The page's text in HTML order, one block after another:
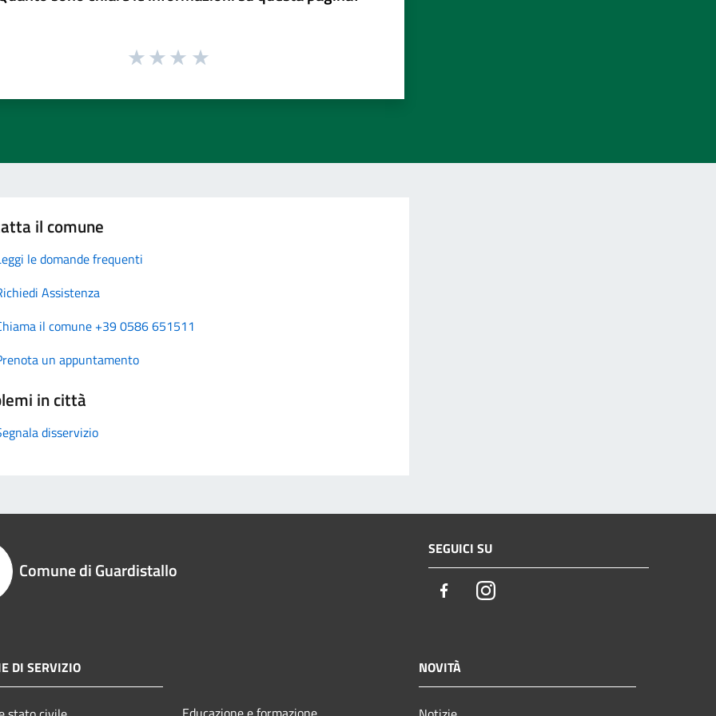
il comune
le domande frequenti
Assistenza
il comune +39 0586 651511
un appuntamento
in città
disservizio
Comune di Guardistallo
SEGUICI SU
FacebookInstagram
DI SERVIZIO NOVITÀ